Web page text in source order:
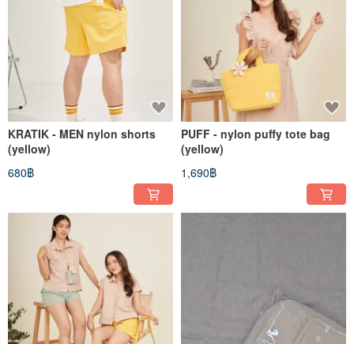
KRATIK - MEN nylon shorts
(yellow)
680฿
PUFF - nylon puffy tote bag
(yellow)
1,690฿